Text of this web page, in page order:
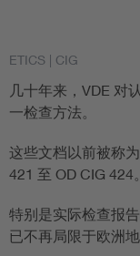
ETICS | CIG
几十年来，VDE 对
一检查方法。
这些文档以前被称
421 至 OD CIG 424。
特别是实际检查报
已不再局限于欧洲地